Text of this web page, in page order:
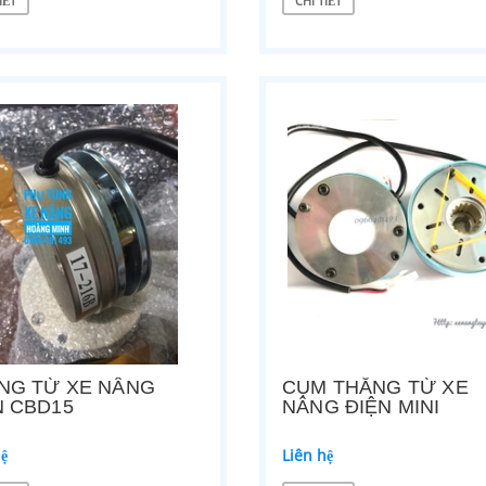
TỪ XE NÂNG
CBD15
CỤM THẮNG TỪ XE
NÂNG ĐIỆN MINI
Liên hệ
Liên hệ